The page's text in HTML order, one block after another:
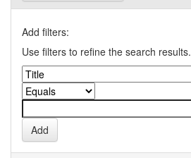
Add filters:
Use filters to refine the search results.